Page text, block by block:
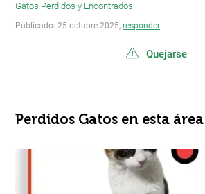
Gatos Perdidos y Encontrados
Publicado: 25 octubre 2025, responder
Quejarse
Perdidos Gatos en esta área